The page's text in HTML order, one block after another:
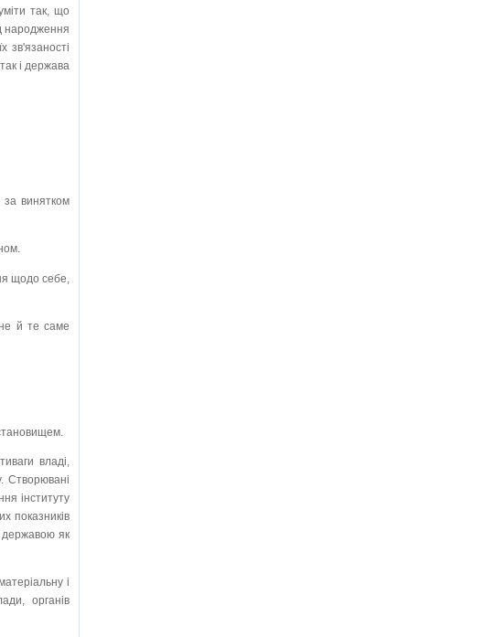
так, що
народження
зв'язаності
і держава
за винятком
щодо себе,
й те саме
владі,
Створювані
інституту
показників
державою як
і
органів